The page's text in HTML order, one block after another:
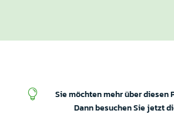

Sie möchten mehr über diesen
Dann besuchen Sie jetzt